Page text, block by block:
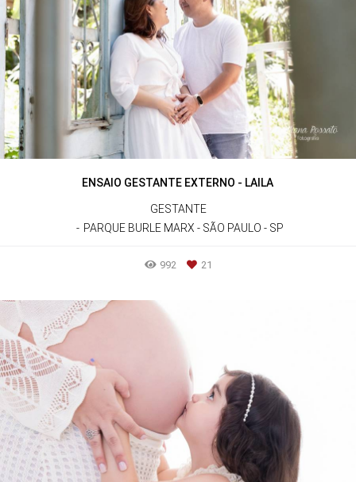
ENSAIO GESTANTE EXTERNO - LAILA
GESTANTE
PARQUE BURLE MARX - SÃO PAULO - SP
992 21